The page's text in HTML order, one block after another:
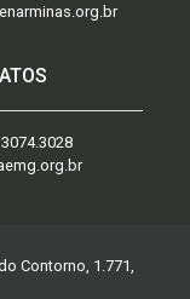
Contorno, 1.771,